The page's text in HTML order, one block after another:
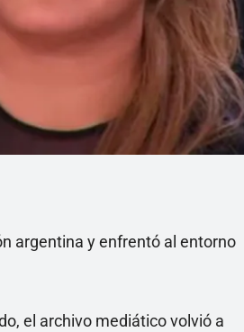
argentina y enfrentó al entorno
el archivo mediático volvió a